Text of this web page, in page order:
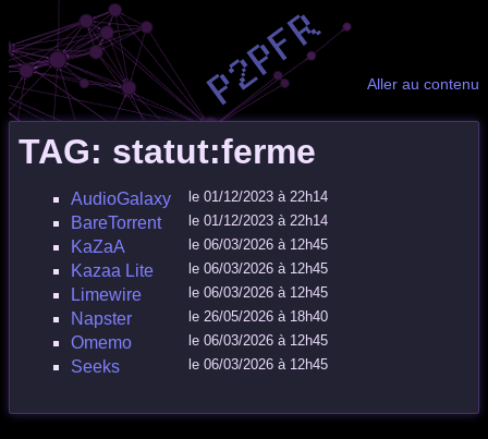
Aller au contenu
TAG: statut:ferme
AudioGalaxy le 01/12/2023 à 22h14
BareTorrent le 01/12/2023 à 22h14
KaZaA le 06/03/2026 à 12h45
Kazaa Lite le 06/03/2026 à 12h45
Limewire le 06/03/2026 à 12h45
Napster le 26/05/2026 à 18h40
Omemo le 06/03/2026 à 12h45
Seeks le 06/03/2026 à 12h45